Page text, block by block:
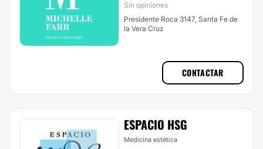
Sin opiniones
Presidente Roca 3147, Santa Fe de
la Vera Cruz
CONTACTAR
ESPACIO HSG
Medicina estética